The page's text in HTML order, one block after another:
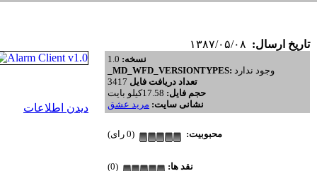
تاریخ ارسال:
دیدن اطلاعات
نسخه:
_MD_WFD_VERSIONTYPES: وجود ندارد
تعداد دریافت فایل
حجم فایل:
نشانی سایت: مريد عشق
محبوبیت: (0 رای)
نقد ها: (0)